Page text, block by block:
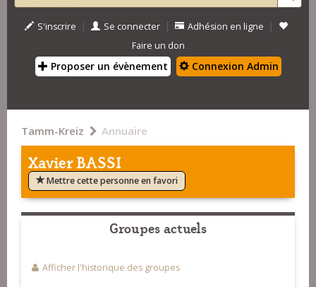
S'inscrire | Se connecter | Adhésion en ligne |
Faire un don
Proposer un évènement Connexion Admin
Tamm-Kreiz Annuaire
Xavier BASSI
Mettre cette personne en favori
Groupes actuels
Afficher l'historique des groupes